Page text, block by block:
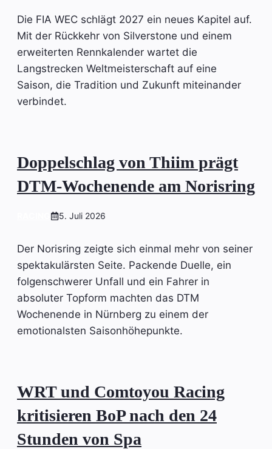
Die FIA WEC schlägt 2027 ein neues Kapitel auf.
Mit der Rückkehr von Silverstone und einem
erweiterten Rennkalender wartet die
Langstrecken Weltmeisterschaft auf eine
Saison, die Tradition und Zukunft miteinander
verbindet.
Doppelschlag von Thiim prägt
DTM-Wochenende am Norisring
5. Juli 2026
Der Norisring zeigte sich einmal mehr von seiner
spektakulärsten Seite. Packende Duelle, ein
folgenschwerer Unfall und ein Fahrer in
absoluter Topform machten das DTM
Wochenende in Nürnberg zu einem der
emotionalsten Saisonhöhepunkte.
WRT und Comtoyou Racing
kritisieren BoP nach den 24
Stunden von Spa